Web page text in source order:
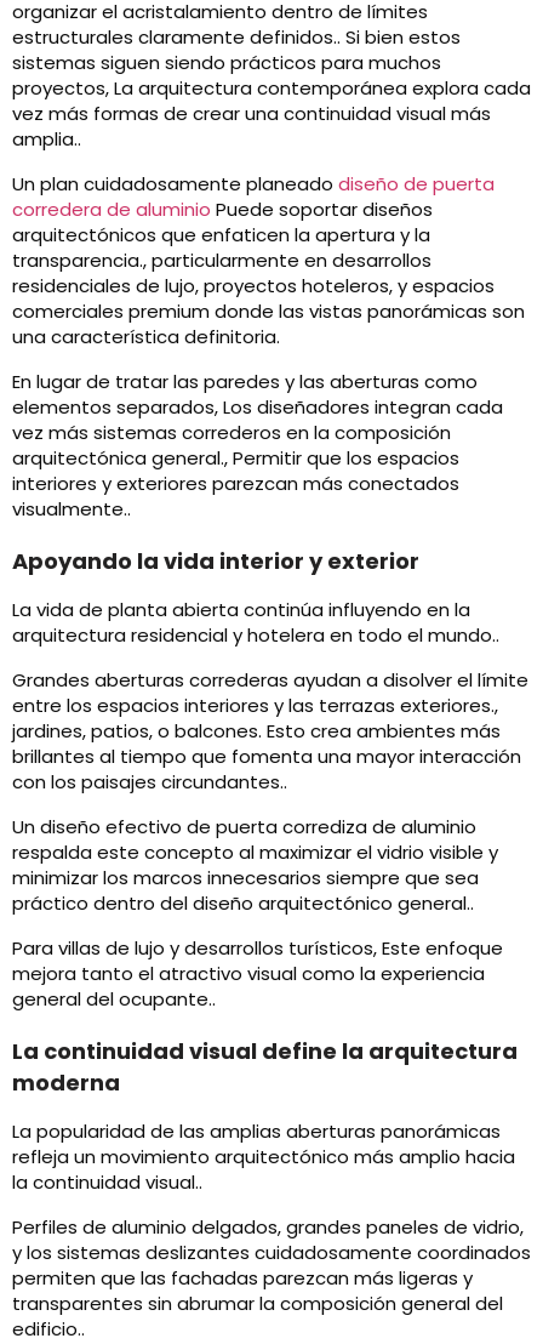
organizar el acristalamiento dentro de límites
estructurales claramente definidos.. Si bien estos
sistemas siguen siendo prácticos para muchos
proyectos, La arquitectura contemporánea explora cada
vez más formas de crear una continuidad visual más
amplia..
Un plan cuidadosamente planeado diseño de puerta
corredera de aluminio Puede soportar diseños
arquitectónicos que enfaticen la apertura y la
transparencia., particularmente en desarrollos
residenciales de lujo, proyectos hoteleros, y espacios
comerciales premium donde las vistas panorámicas son
una característica definitoria.
En lugar de tratar las paredes y las aberturas como
elementos separados, Los diseñadores integran cada
vez más sistemas correderos en la composición
arquitectónica general., Permitir que los espacios
interiores y exteriores parezcan más conectados
visualmente..
Apoyando la vida interior y exterior
La vida de planta abierta continúa influyendo en la
arquitectura residencial y hotelera en todo el mundo..
Grandes aberturas correderas ayudan a disolver el límite
entre los espacios interiores y las terrazas exteriores.,
jardines, patios, o balcones. Esto crea ambientes más
brillantes al tiempo que fomenta una mayor interacción
con los paisajes circundantes..
Un diseño efectivo de puerta corrediza de aluminio
respalda este concepto al maximizar el vidrio visible y
minimizar los marcos innecesarios siempre que sea
práctico dentro del diseño arquitectónico general..
Para villas de lujo y desarrollos turísticos, Este enfoque
mejora tanto el atractivo visual como la experiencia
general del ocupante..
La continuidad visual define la arquitectura
moderna
La popularidad de las amplias aberturas panorámicas
refleja un movimiento arquitectónico más amplio hacia
la continuidad visual..
Perfiles de aluminio delgados, grandes paneles de vidrio,
y los sistemas deslizantes cuidadosamente coordinados
permiten que las fachadas parezcan más ligeras y
transparentes sin abrumar la composición general del
edificio..